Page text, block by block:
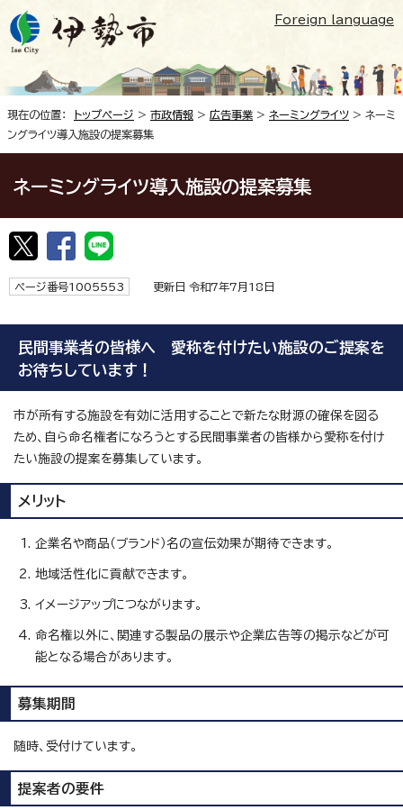
Foreign language
現在の位置： トップページ > 市政情報 > 広告事業 > ネーミングライツ > ネーミ
ングライツ導入施設の提案募集
ネーミングライツ導入施設の提案募集
ページ番号1005553 更新日 令和7年7月18日
民間事業者の皆様へ 愛称を付けたい施設のご提案を
お待ちしています！
市が所有する施設を有効に活用することで新たな財源の確保を図る
ため、自ら命名権者になろうとする民間事業者の皆様から愛称を付け
たい施設の提案を募集しています。
メリット
企業名や商品（ブランド）名の宣伝効果が期待できます。
地域活性化に貢献できます。
イメージアップにつながります。
命名権以外に、関連する製品の展示や企業広告等の掲示などが可
能となる場合があります。
募集期間
随時、受付けています。
提案者の要件